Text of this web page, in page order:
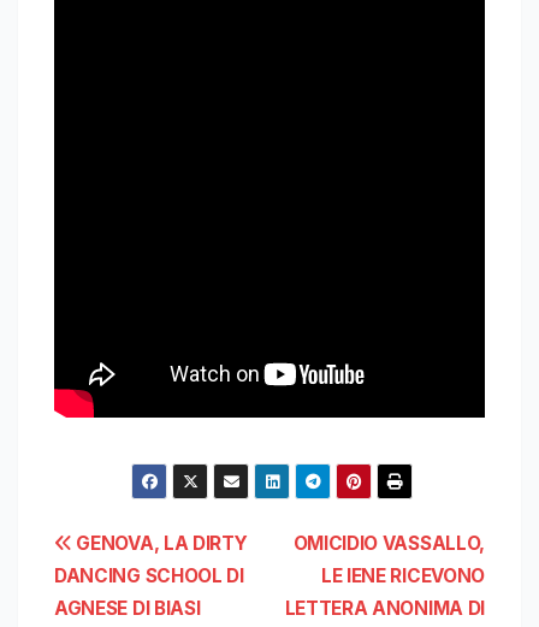
Navigazione
articoli
OMICIDIO VASSALLO,
LE IENE RICEVONO
LETTERA ANONIMA DI
GENOVA, LA DIRTY
DANCING SCHOOL DI
AGNESE DI BIASI